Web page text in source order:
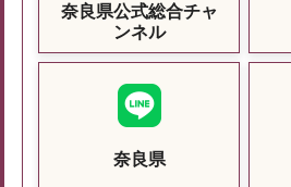
奈良県公式総合チャ
ンネル
奈良県